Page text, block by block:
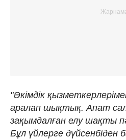
"Әкімдік
аралап шықтық. Апат
зақымдалған елу шақты
Бұл үйлерге дүйсенбіден